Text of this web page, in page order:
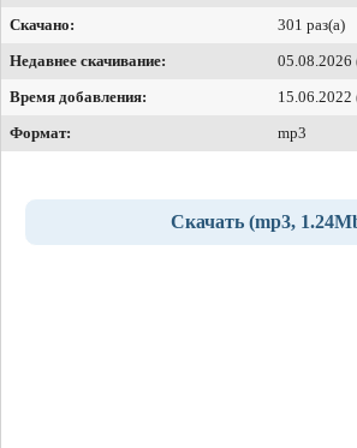
Скачано:
301 раз(а)
Недавнее скачивание:
05.08.2026
Время добавления:
15.06.2022
Формат:
mp3
Скачать (mp3,